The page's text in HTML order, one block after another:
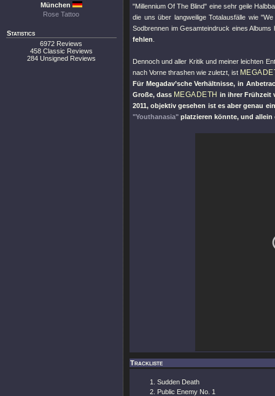
München
Rose Tattoo
Statistics
6972 Reviews
458 Classic Reviews
284 Unsigned Reviews
"Millennium Of The Blind" eine sehr geile
die uns über langweilige Totalausfälle wie "We
Sodbrennen im Gesamteindruck eines
fehlen
Dennoch und aller Kritik und meiner leichten
nach Vorne thrashen wie zuletzt, ist
Für Megadav’sche Verhältnisse, in
Große, dass MEGADETH in ihrer Frühzeit
2011, objektiv gesehen ist es aber genau
"Youthanasia" platzieren könnte, und
Trackliste
Sudden Death
Public Enemy No. 1